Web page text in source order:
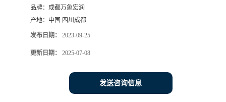
品牌： 成都万象宏润
产地： 中国 四川成都
发布日期： 2023-09-25
更新日期： 2025-07-08
发送咨询信息